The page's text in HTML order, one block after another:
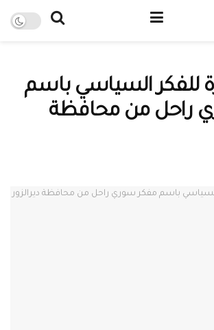
للفكر السياسي باسم
راحل من محافظة